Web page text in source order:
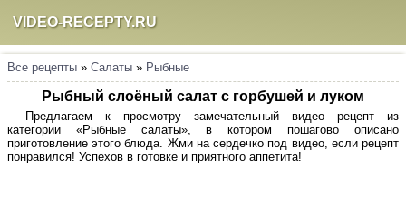
VIDEO-RECEPTY.RU
Все рецепты » Салаты » Рыбные
Рыбный слоёный салат с горбушей и луком
Предлагаем к просмотру замечательный видео рецепт из
категории «Рыбные салаты», в котором пошагово описано
приготовление этого блюда. Жми на сердечко под видео, если рецепт
понравился! Успехов в готовке и приятного аппетита!